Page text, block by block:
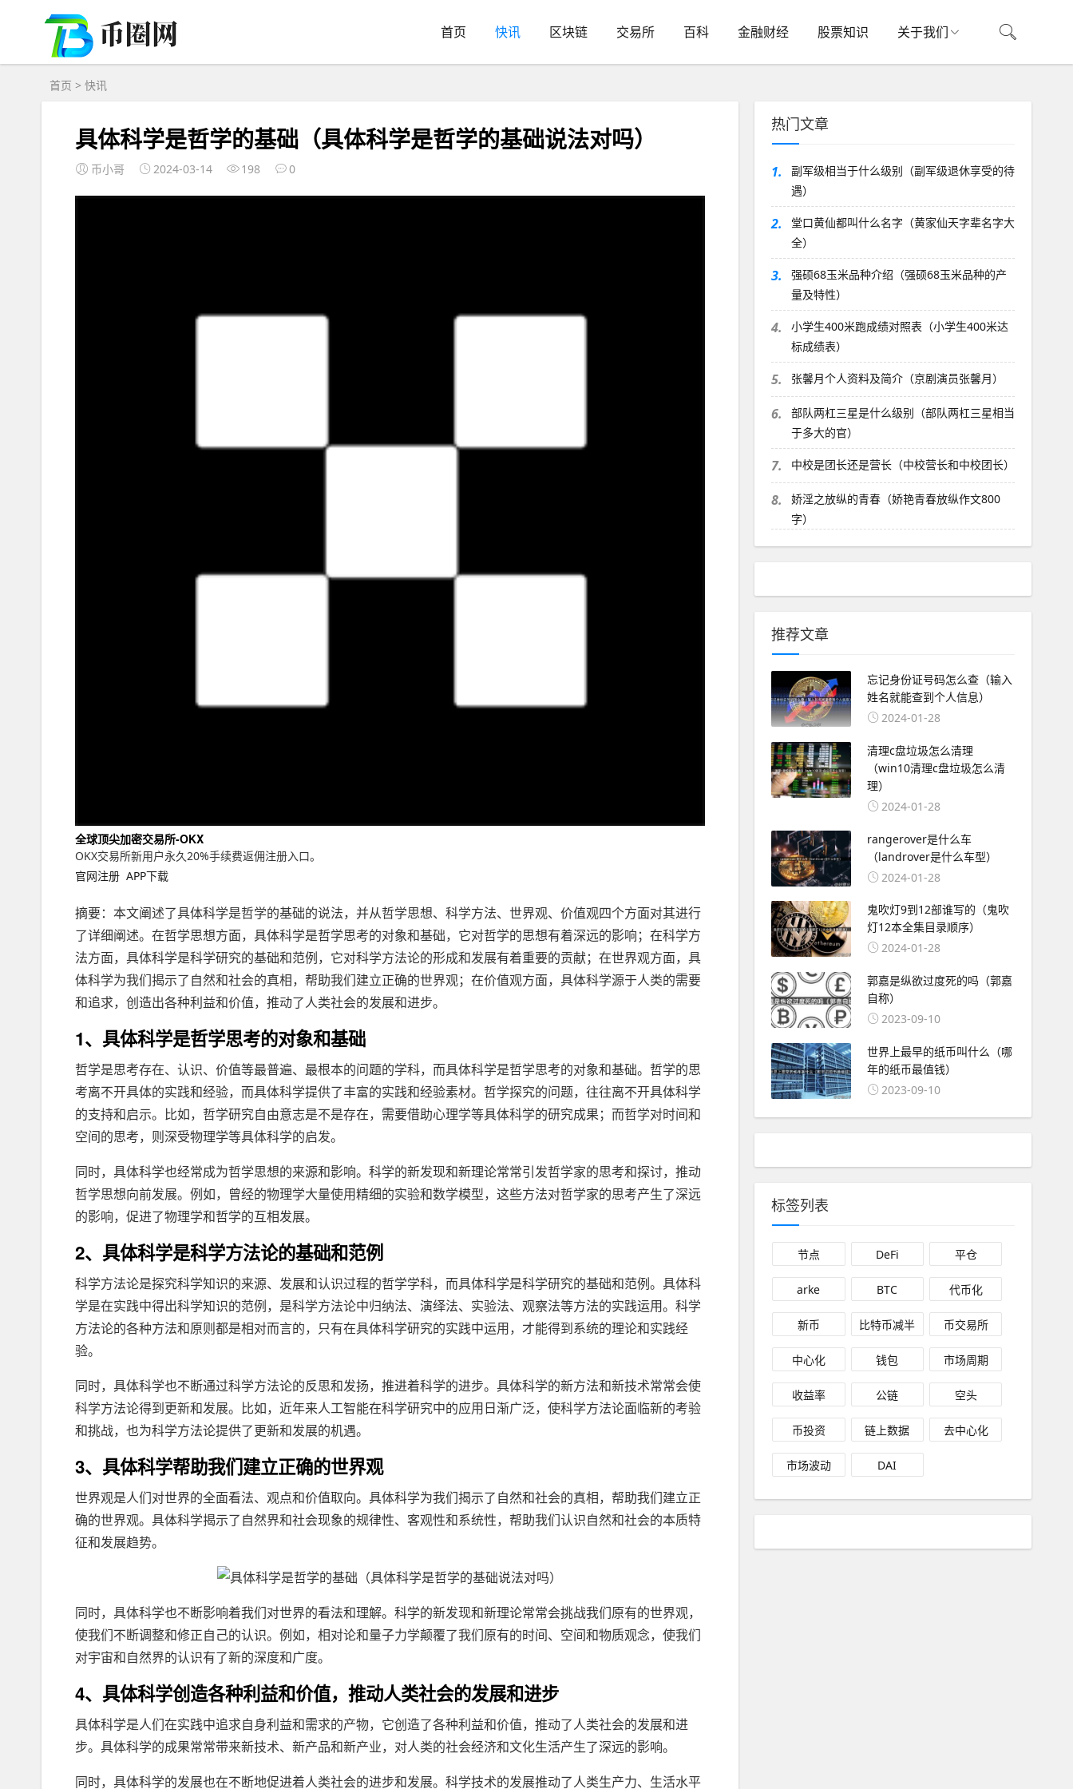
首页 快讯 区块链 交易所 百科 金融财经 股票知识 关于我们
首页 > 快讯
具体科学是哲学的基础（具体科学是哲学的基础说法对吗）
币小哥 2024-03-14 198 0
全球顶尖加密交易所-OKX
OKX交易所新用户永久20%手续费返佣注册入口。
官网注册 APP下载
摘要：本文阐述了具体科学是哲学的基础的说法，并从哲学思想、科学方法、世界观、价值观四个方面对其进行
了详细阐述。在哲学思想方面，具体科学是哲学思考的对象和基础，它对哲学的思想有着深远的影响；在科学方
法方面，具体科学是科学研究的基础和范例，它对科学方法论的形成和发展有着重要的贡献；在世界观方面，具
体科学为我们揭示了自然和社会的真相，帮助我们建立正确的世界观；在价值观方面，具体科学源于人类的需要
和追求，创造出各种利益和价值，推动了人类社会的发展和进步。
1、具体科学是哲学思考的对象和基础
哲学是思考存在、认识、价值等最普遍、最根本的问题的学科，而具体科学是哲学思考的对象和基础。哲学的思
考离不开具体的实践和经验，而具体科学提供了丰富的实践和经验素材。哲学探究的问题，往往离不开具体科学
的支持和启示。比如，哲学研究自由意志是不是存在，需要借助心理学等具体科学的研究成果；而哲学对时间和
空间的思考，则深受物理学等具体科学的启发。
同时，具体科学也经常成为哲学思想的来源和影响。科学的新发现和新理论常常引发哲学家的思考和探讨，推动
哲学思想向前发展。例如，曾经的物理学大量使用精细的实验和数学模型，这些方法对哲学家的思考产生了深远
的影响，促进了物理学和哲学的互相发展。
2、具体科学是科学方法论的基础和范例
科学方法论是探究科学知识的来源、发展和认识过程的哲学学科，而具体科学是科学研究的基础和范例。具体科
学是在实践中得出科学知识的范例，是科学方法论中归纳法、演绎法、实验法、观察法等方法的实践运用。科学
方法论的各种方法和原则都是相对而言的，只有在具体科学研究的实践中运用，才能得到系统的理论和实践经
验。
同时，具体科学也不断通过科学方法论的反思和发扬，推进着科学的进步。具体科学的新方法和新技术常常会使
科学方法论得到更新和发展。比如，近年来人工智能在科学研究中的应用日渐广泛，使科学方法论面临新的考验
和挑战，也为科学方法论提供了更新和发展的机遇。
3、具体科学帮助我们建立正确的世界观
世界观是人们对世界的全面看法、观点和价值取向。具体科学为我们揭示了自然和社会的真相，帮助我们建立正
确的世界观。具体科学揭示了自然界和社会现象的规律性、客观性和系统性，帮助我们认识自然和社会的本质特
征和发展趋势。
同时，具体科学也不断影响着我们对世界的看法和理解。科学的新发现和新理论常常会挑战我们原有的世界观，
使我们不断调整和修正自己的认识。例如，相对论和量子力学颠覆了我们原有的时间、空间和物质观念，使我们
对宇宙和自然界的认识有了新的深度和广度。
4、具体科学创造各种利益和价值，推动人类社会的发展和进步
具体科学是人们在实践中追求自身利益和需求的产物，它创造了各种利益和价值，推动了人类社会的发展和进
步。具体科学的成果常常带来新技术、新产品和新产业，对人类的社会经济和文化生活产生了深远的影响。
同时，具体科学的发展也在不断地促进着人类社会的进步和发展。科学技术的发展推动了人类生产力、生活水平
热门文章
1.
副军级相当于什么级别（副军级退休享受的待
遇）
2.
堂口黄仙都叫什么名字（黄家仙天字辈名字大
全）
3.
强硕68玉米品种介绍（强硕68玉米品种的产
量及特性）
4.
小学生400米跑成绩对照表（小学生400米达
标成绩表）
5. 张馨月个人资料及简介（京剧演员张馨月）
6.
部队两杠三星是什么级别（部队两杠三星相当
于多大的官）
7. 中校是团长还是营长（中校营长和中校团长）
8.
娇淫之放纵的青春（娇艳青春放纵作文800
字）
推荐文章
忘记身份证号码怎么查（输入
姓名就能查到个人信息）
2024-01-28
清理c盘垃圾怎么清理
（win10清理c盘垃圾怎么清
理）
2024-01-28
rangerover是什么车
（landrover是什么车型）
2024-01-28
鬼吹灯9到12部谁写的（鬼吹
灯12本全集目录顺序）
2024-01-28
郭嘉是纵欲过度死的吗（郭嘉
自称）
2023-09-10
世界上最早的纸币叫什么（哪
年的纸币最值钱）
2023-09-10
标签列表
节点 DeFi 平仓
arke BTC 代币化
新币 比特币减半 币交易所
中心化 钱包 市场周期
收益率 公链 空头
币投资 链上数据 去中心化
市场波动 DAI